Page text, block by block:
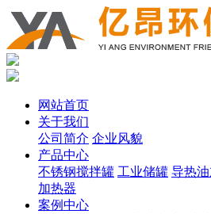
网站首页
关于我们
公司简介 企业风貌
产品中心
不锈钢搅拌罐 工业储罐 导热
加热器
案例中心